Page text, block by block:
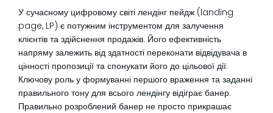
У сучасному цифровому світі лендінг пейдж (landing
page, LP) є потужним інструментом для залучення
клієнтів та здійснення продажів. Його ефективність
напряму залежить від здатності переконати відвідувача в
цінності пропозиції та спонукати його до цільової дії.
Ключову роль у формуванні першого враження та заданні
правильного тону для всього лендінгу відіграє банер.
Правильно розроблений банер не просто прикрашає